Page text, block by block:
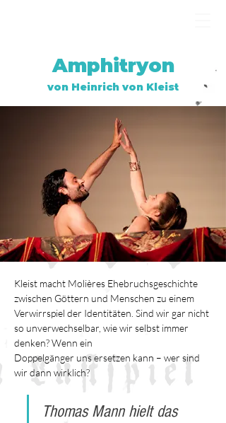
Amphitryon
von Heinrich von Kleist
Kleist macht Molières Ehebruchsgeschichte
zwischen Göttern und Menschen zu einem
Verwirrspiel der Identitäten. Sind wir gar nicht
so unverwechselbar, wie wir selbst immer
denken? Wenn ein
Doppelgänger uns ersetzen kann – wer sind
wir dann wirklich?
Thomas Mann hielt das